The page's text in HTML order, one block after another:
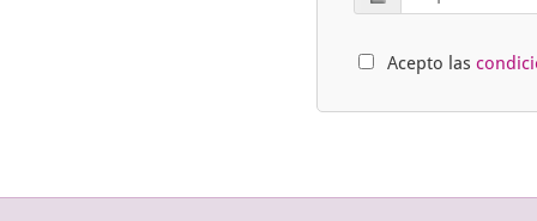
Acepto las